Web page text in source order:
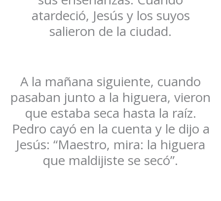
atardeció, Jesús y los suyos
salieron de la ciudad.
A la mañana siguiente, cuando
pasaban junto a la higuera, vieron
que estaba seca hasta la raíz.
Pedro cayó en la cuenta y le dijo a
Jesús: “Maestro, mira: la higuera
que maldijiste se secó”.